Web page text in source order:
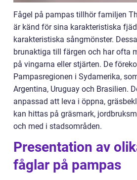
Fågel på pampas tillhör familjen
är känd för sina karakteristiska
karakteristiska sångmönster.
brunaktiga till färgen och har ofta
på vingarna eller stjärten. De
Pampasregionen i Sydamerika,
Argentina, Uruguay och Brasilien.
anpassad att leva i öppna,
kan hittas på gräsmark,
och med i stadsområden.
Presentation av
fåglar på pampas